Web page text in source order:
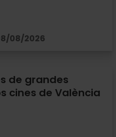
08/2026
de grandes
cines de València